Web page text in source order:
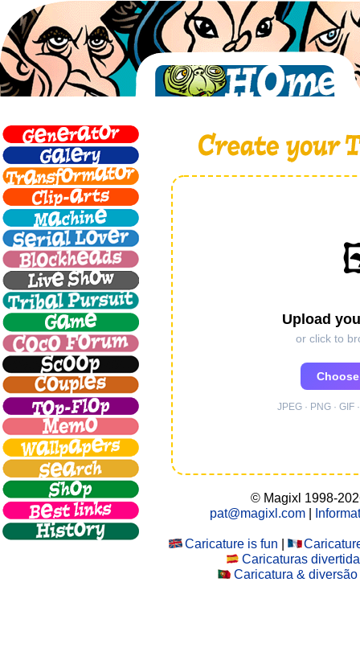
Upload
or click to
JPEG · PNG ·
© Magixl 1998-
pat@magixl.com
Caricature is fun
Caricaturas
Caricatura & diversão